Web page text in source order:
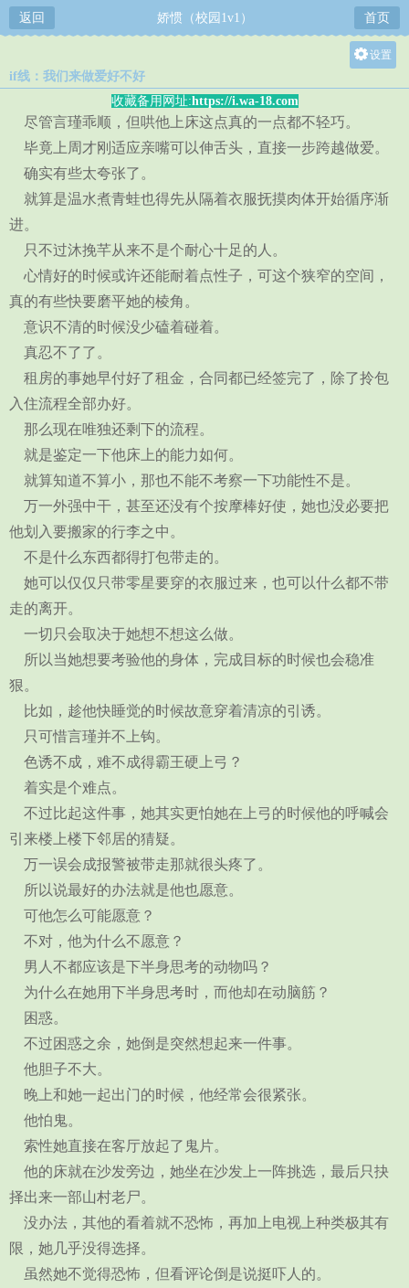
返回 娇惯（校园1v1） 首页
设置
if线：我们来做爱好不好
收藏备用网址:https://i.wa-18.com
尽管言瑾乖顺，但哄他上床这点真的一点都不轻巧。
毕竟上周才刚适应亲嘴可以伸舌头，直接一步跨越做爱。
确实有些太夸张了。
就算是温水煮青蛙也得先从隔着衣服抚摸肉体开始循序渐
进。
只不过沐挽芊从来不是个耐心十足的人。
心情好的时候或许还能耐着点性子，可这个狭窄的空间，
真的有些快要磨平她的棱角。
意识不清的时候没少磕着碰着。
真忍不了了。
租房的事她早付好了租金，合同都已经签完了，除了拎包
入住流程全部办好。
那么现在唯独还剩下的流程。
就是鉴定一下他床上的能力如何。
就算知道不算小，那也不能不考察一下功能性不是。
万一外强中干，甚至还没有个按摩棒好使，她也没必要把
他划入要搬家的行李之中。
不是什么东西都得打包带走的。
她可以仅仅只带零星要穿的衣服过来，也可以什么都不带
走的离开。
一切只会取决于她想不想这么做。
所以当她想要考验他的身体，完成目标的时候也会稳准
狠。
比如，趁他快睡觉的时候故意穿着清凉的引诱。
只可惜言瑾并不上钩。
色诱不成，难不成得霸王硬上弓？
着实是个难点。
不过比起这件事，她其实更怕她在上弓的时候他的呼喊会
引来楼上楼下邻居的猜疑。
万一误会成报警被带走那就很头疼了。
所以说最好的办法就是他也愿意。
可他怎么可能愿意？
不对，他为什么不愿意？
男人不都应该是下半身思考的动物吗？
为什么在她用下半身思考时，而他却在动脑筋？
困惑。
不过困惑之余，她倒是突然想起来一件事。
他胆子不大。
晚上和她一起出门的时候，他经常会很紧张。
他怕鬼。
索性她直接在客厅放起了鬼片。
他的床就在沙发旁边，她坐在沙发上一阵挑选，最后只抉
择出来一部山村老尸。
没办法，其他的看着就不恐怖，再加上电视上种类极其有
限，她几乎没得选择。
虽然她不觉得恐怖，但看评论倒是说挺吓人的。